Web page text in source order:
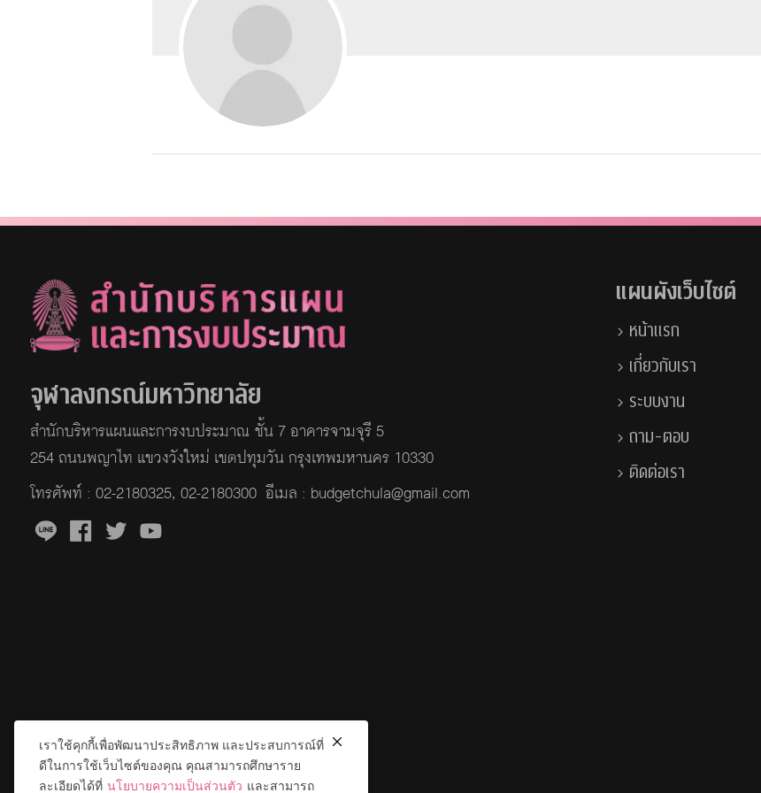
จุฬาลงกรณ์มหาวิทยาลัย
สำนักบริหารแผนและการงบประมาณ ชั้น 7 อาคารจามจุรี 5
254 ถนนพญาไท แขวงวังใหม่ เขตปทุมวัน กรุงเทพมหานคร 10330
โทรศัพท์ : 02-2180325, 02-2180300 อีเมล : budgetchula@gmail.com
แผนผังเว็บไซต์
หน้าแรก
เกี่ยวกับเรา
ระบบงาน
ถาม-ตอบ
ติดต่อเรา
เราใช้คุกกี้เพื่อพัฒนาประสิทธิภาพ และประสบการณ์ที่
ดีในการใช้เว็บไซต์ของคุณ คุณสามารถศึกษาราย
ละเอียดได้ที่ นโยบายความเป็นส่วนตัว และสามารถ